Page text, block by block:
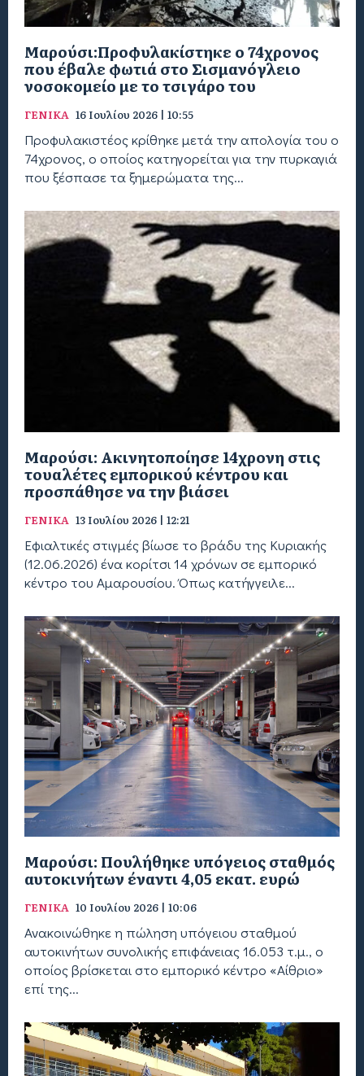
Μαρούσι:Προφυλακίστηκε ο 74χρονος
που έβαλε φωτιά στο Σισμανόγλειο
νοσοκομείο με το τσιγάρο του
ΓΕΝΙΚΑ 16 Ιουλίου 2026 | 10:55
Προφυλακιστέος κρίθηκε μετά την απολογία του ο
74χρονος, ο οποίος κατηγορείται για την πυρκαγιά
που ξέσπασε τα ξημερώματα της...
Μαρούσι: Ακινητοποίησε 14χρονη στις
τουαλέτες εμπορικού κέντρου και
προσπάθησε να την βιάσει
ΓΕΝΙΚΑ 13 Ιουλίου 2026 | 12:21
Εφιαλτικές στιγμές βίωσε το βράδυ της Κυριακής
(12.06.2026) ένα κορίτσι 14 χρόνων σε εμπορικό
κέντρο του Αμαρουσίου. Όπως κατήγγειλε...
Μαρούσι: Πουλήθηκε υπόγειος σταθμός
αυτοκινήτων έναντι 4,05 εκατ. ευρώ
ΓΕΝΙΚΑ 10 Ιουλίου 2026 | 10:06
Ανακοινώθηκε η πώληση υπόγειου σταθμού
αυτοκινήτων συνολικής επιφάνειας 16.053 τ.μ., ο
οποίος βρίσκεται στο εμπορικό κέντρο «Αίθριο»
επί της...